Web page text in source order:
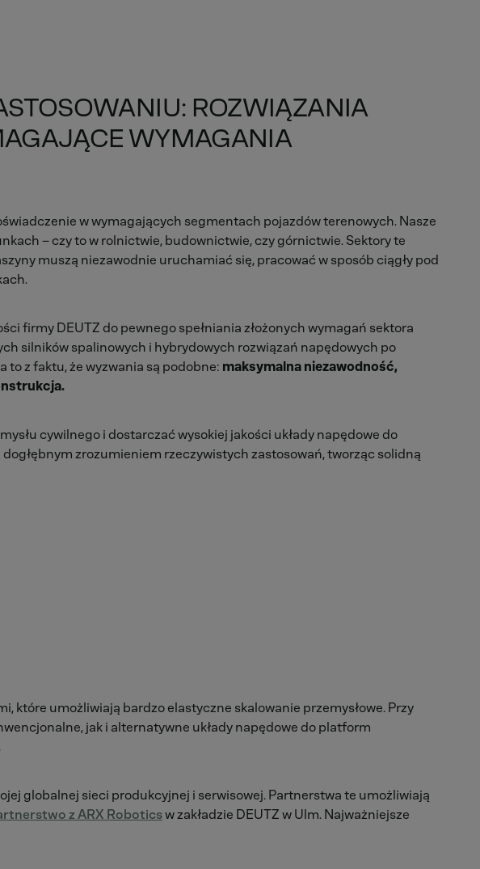
ROZWIĄZANIA
WYMAGANIA
w wymagających segmentach pojazdów terenowych. Nasze
– czy to w rolnictwie, budownictwie, czy górnictwie. Sektory te
muszą niezawodnie uruchamiać się, pracować w sposób ciągły pod
firmy DEUTZ do pewnego spełniania złożonych wymagań sektora
silników spalinowych i hybrydowych rozwiązań napędowych po
to z faktu, że wyzwania są podobne: maksymalna niezawodność,
cywilnego i dostarczać wysokiej jakości układy napędowe do
zrozumieniem rzeczywistych zastosowań, tworząc solidną
które umożliwiają bardzo elastyczne skalowanie przemysłowe. Przy
jak i alternatywne układy napędowe do platform
globalnej sieci produkcyjnej i serwisowej. Partnerstwa te umożliwiają
z ARX Roboticsw zakładzie DEUTZ w Ulm. Najważniejsze